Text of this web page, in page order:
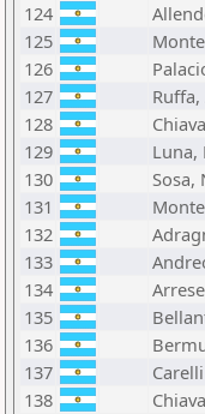
124
125
126
127
128
129
Luna,
130
Sosa,
131
132
133
134
135
136
137
138